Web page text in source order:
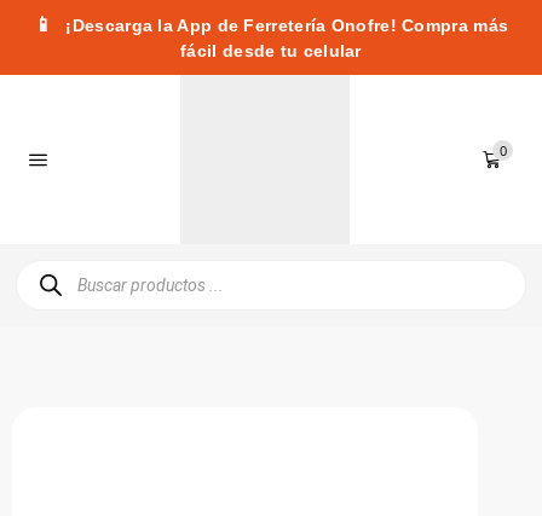
📱
¡Descarga la App de Ferretería Onofre! Compra más
fácil desde tu celular
0